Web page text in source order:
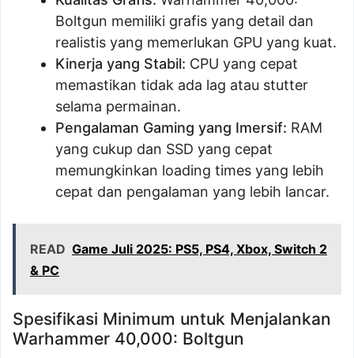
Boltgun memiliki grafis yang detail dan
realistis yang memerlukan GPU yang kuat.
Kinerja yang Stabil: CPU yang cepat
memastikan tidak ada lag atau stutter
selama permainan.
Pengalaman Gaming yang Imersif: RAM
yang cukup dan SSD yang cepat
memungkinkan loading times yang lebih
cepat dan pengalaman yang lebih lancar.
READ Game Juli 2025: PS5, PS4, Xbox, Switch 2
& PC
Spesifikasi Minimum untuk Menjalankan
Warhammer 40,000: Boltgun